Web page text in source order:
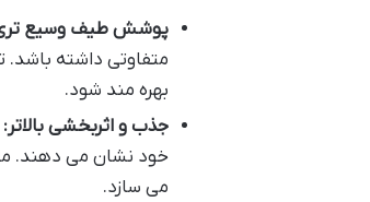
پوشش طیف وسیع تری
متفاوتی داشته باشد.
بهره مند شود.
جذب و اثربخشی بالاتر:
خود نشان می دهند.
می سازد.